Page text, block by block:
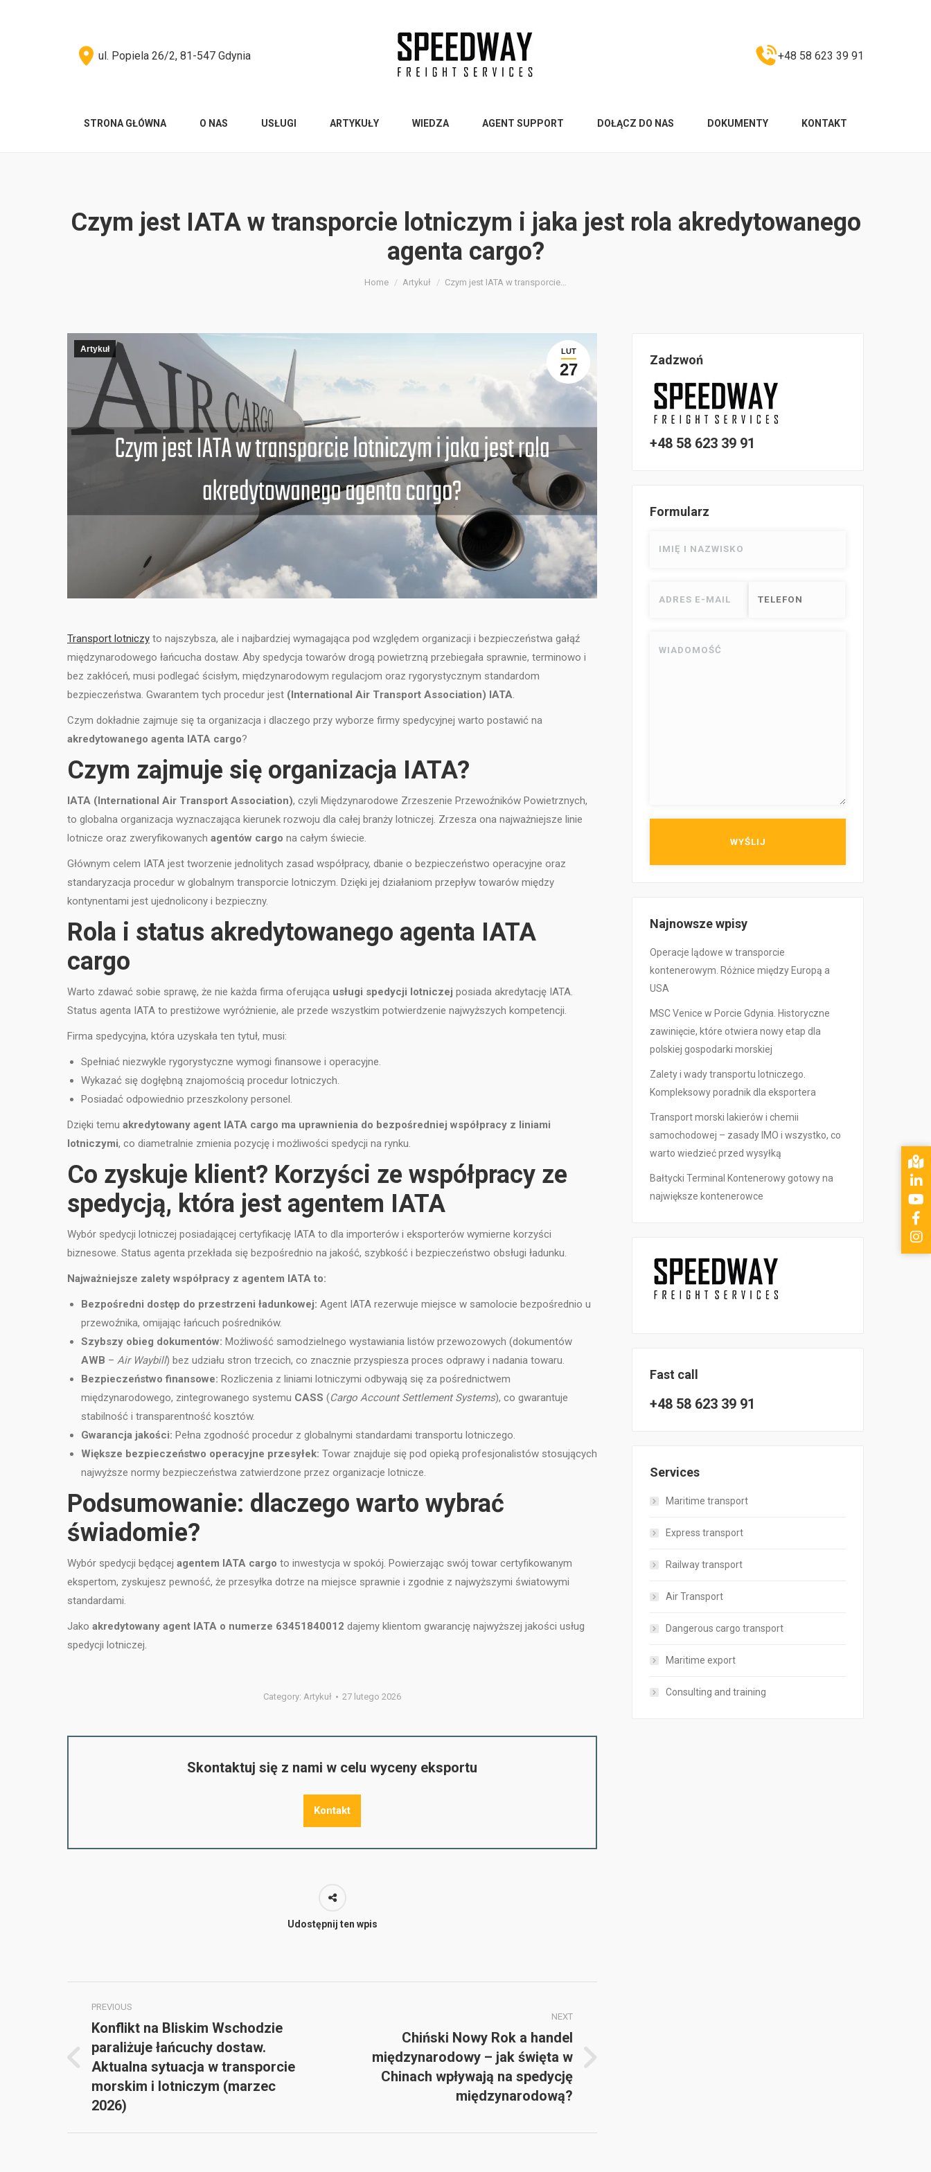
ul. Popiela 26/2, 81-547 Gdynia +48 58 623 39 91
STRONA GŁÓWNA O NAS USŁUGI ARTYKUŁY WIEDZA AGENT SUPPORT DOŁĄCZ DO NAS DOKUMENTY KONTAKT
Czym jest IATA w transporcie lotniczym i jaka jest rola akredytowanego
agenta cargo?
Home Artykuł Czym jest IATA w transporcie…
LUT
27
Artykuł
Transport lotniczy to najszybsza, ale i najbardziej wymagająca pod względem organizacji i bezpieczeństwa gałąź
międzynarodowego łańcucha dostaw. Aby spedycja towarów drogą powietrzną przebiegała sprawnie, terminowo i
bez zakłóceń, musi podlegać ścisłym, międzynarodowym regulacjom oraz rygorystycznym standardom
bezpieczeństwa. Gwarantem tych procedur jest (International Air Transport Association) IATA
Czym dokładnie zajmuje się ta organizacja i dlaczego przy wyborze firmy spedycyjnej warto postawić na
akredytowanego agenta IATA cargo?
Czym zajmuje się organizacja IATA?
IATA (International Air Transport Association), czyli Międzynarodowe Zrzeszenie Przewoźników Powietrznych,
to globalna organizacja wyznaczająca kierunek rozwoju dla całej branży lotniczej. Zrzesza ona najważniejsze linie
lotnicze oraz zweryfikowanych agentów cargo na całym świecie.
Głównym celem IATA jest tworzenie jednolitych zasad współpracy, dbanie o bezpieczeństwo operacyjne oraz
standaryzacja procedur w globalnym transporcie lotniczym. Dzięki jej działaniom przepływ towarów między
kontynentami jest ujednolicony i bezpieczny.
Rola i status akredytowanego agenta IATA
cargo
Warto zdawać sobie sprawę, że nie każda firma oferująca usługi spedycji lotniczej posiada akredytację IATA.
Status agenta IATA to prestiżowe wyróżnienie, ale przede wszystkim potwierdzenie najwyższych kompetencji.
Firma spedycyjna, która uzyskała ten tytuł, musi:
Spełniać niezwykle rygorystyczne wymogi finansowe i operacyjne.
Wykazać się dogłębną znajomością procedur lotniczych.
Posiadać odpowiednio przeszkolony personel.
Dzięki temu akredytowany agent IATA cargo ma uprawnienia do bezpośredniej współpracy z liniami
lotniczymi, co diametralnie zmienia pozycję i możliwości spedycji na rynku.
Co zyskuje klient? Korzyści ze współpracy ze
spedycją, która jest agentem IATA
Wybór spedycji lotniczej posiadającej certyfikację IATA to dla importerów i eksporterów wymierne korzyści
biznesowe. Status agenta przekłada się bezpośrednio na jakość, szybkość i bezpieczeństwo obsługi ładunku.
Najważniejsze zalety współpracy z agentem IATA to:
Bezpośredni dostęp do przestrzeni ładunkowej: Agent IATA rezerwuje miejsce w samolocie bezpośrednio u
przewoźnika, omijając łańcuch pośredników.
Szybszy obieg dokumentów: Możliwość samodzielnego wystawiania listów przewozowych (dokumentów
AWB – Air Waybill) bez udziału stron trzecich, co znacznie przyspiesza proces odprawy i nadania towaru.
Bezpieczeństwo finansowe: Rozliczenia z liniami lotniczymi odbywają się za pośrednictwem
międzynarodowego, zintegrowanego systemu CASS (Cargo Account Settlement Systems), co gwarantuje
stabilność i transparentność kosztów.
Gwarancja jakości: Pełna zgodność procedur z globalnymi standardami transportu lotniczego.
Większe bezpieczeństwo operacyjne przesyłek: Towar znajduje się pod opieką profesjonalistów stosujących
najwyższe normy bezpieczeństwa zatwierdzone przez organizacje lotnicze.
Podsumowanie: dlaczego warto wybrać
świadomie?
Wybór spedycji będącej agentem IATA cargo to inwestycja w spokój. Powierzając swój towar certyfikowanym
ekspertom, zyskujesz pewność, że przesyłka dotrze na miejsce sprawnie i zgodnie z najwyższymi światowymi
standardami.
Jako akredytowany agent IATA o numerze 63451840012 dajemy klientom gwarancję najwyższej jakości usług
spedycji lotniczej.
Category: Artykuł 27 lutego 2026
Skontaktuj się z nami w celu wyceny eksportu
Kontakt
Udostępnij ten wpis
Post
navigation
PREVIOUS
Previous
post:
Konflikt na Bliskim Wschodzie
paraliżuje łańcuchy dostaw.
Aktualna sytuacja w transporcie
morskim i lotniczym (marzec
2026)
NEXT
Next
Chiński Nowy Rok a handel
międzynarodowy – jak święta w
Chinach wpływają na spedycję
międzynarodową?
Zadzwoń
+48 58 623 39 91
Formularz
Najnowsze wpisy
Operacje lądowe w transporcie
kontenerowym. Różnice między Europą a
USA
MSC Venice w Porcie Gdynia. Historyczne
zawinięcie, które otwiera nowy etap dla
polskiej gospodarki morskiej
Zalety i wady transportu lotniczego.
Kompleksowy poradnik dla eksportera
Transport morski lakierów i chemii
samochodowej – zasady IMO i wszystko, co
warto wiedzieć przed wysyłką
Bałtycki Terminal Kontenerowy gotowy na
największe kontenerowce
Fast call
+48 58 623 39 91
Services
Maritime transport
Express transport
Railway transport
Air Transport
Dangerous cargo transport
Maritime export
Consulting and training